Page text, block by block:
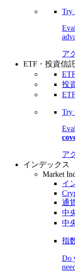
Try
ア
ETF・投資信託
投
Try
ア
インデックス
Market
イ
通
中
中
指
Do